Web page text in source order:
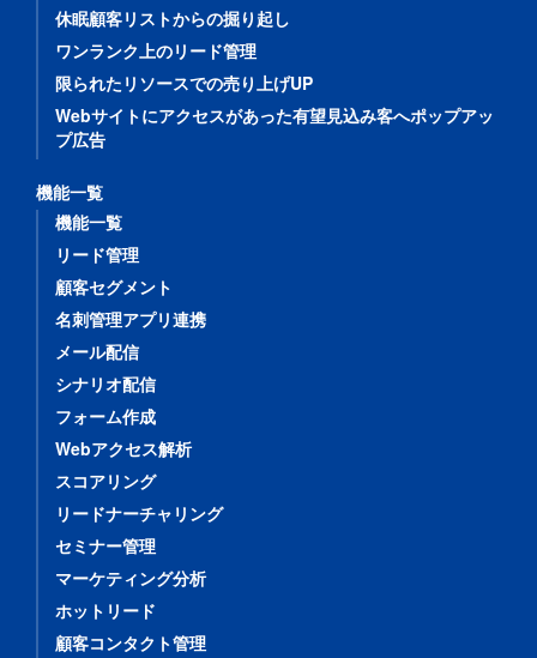
休眠顧客リストからの掘り起し
ワンランク上のリード管理
限られたリソースでの売り上げUP
Webサイトにアクセスがあった有望見込み客へポップアッ
プ広告
機能一覧
機能一覧
リード管理
顧客セグメント
名刺管理アプリ連携
メール配信
シナリオ配信
フォーム作成
Webアクセス解析
スコアリング
リードナーチャリング
セミナー管理
マーケティング分析
ホットリード
顧客コンタクト管理